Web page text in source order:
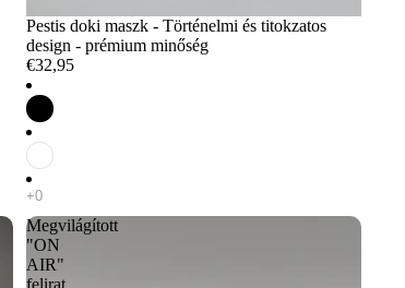
Pestis doki maszk - Történelmi és titokzatos
design - prémium minőség
€32,95
Megvilágított
"ON
AIR"